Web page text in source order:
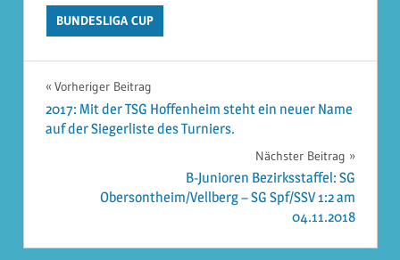
BUNDESLIGA CUP
Beitragsnavigation
Vorheriger Beitrag
2017: Mit der TSG Hoffenheim steht ein neuer Name
auf der Siegerliste des Turniers.
Nächster Beitrag
B-Junioren Bezirksstaffel: SG
Obersontheim/Vellberg – SG Spf/SSV 1:2 am
04.11.2018